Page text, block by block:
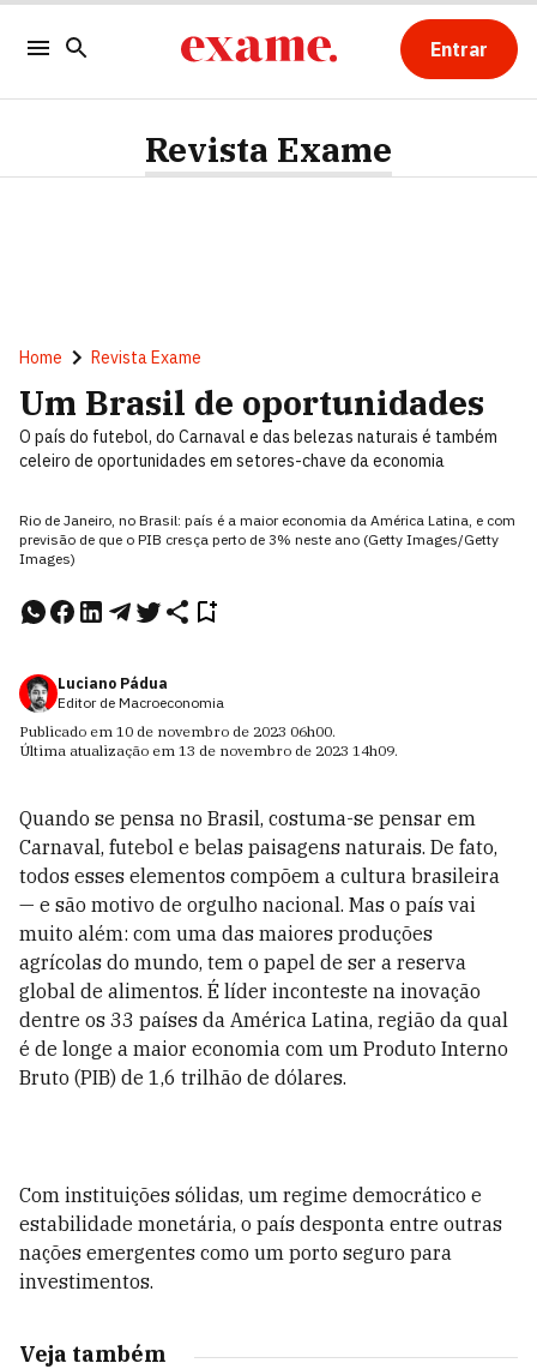
Entrar
Revista Exame
Home Revista Exame
Um Brasil de oportunidades
O país do futebol, do Carnaval e das belezas naturais é também
celeiro de oportunidades em setores-chave da economia
Rio de Janeiro, no Brasil: país é a maior economia da América Latina, e com
previsão de que o PIB cresça perto de 3% neste ano (Getty Images/Getty
Images)
Luciano Pádua
Editor de Macroeconomia
Publicado em 10 de novembro de 2023 06h00.
Última atualização em 13 de novembro de 2023 14h09.
Quando se pensa no Brasil, costuma-se pensar em
Carnaval, futebol e belas paisagens naturais. De fato,
todos esses elementos compõem a cultura brasileira
— e são motivo de orgulho nacional. Mas o país vai
muito além: com uma das maiores produções
agrícolas do mundo, tem o papel de ser a reserva
global de alimentos. É líder inconteste na inovação
dentre os 33 países da América Latina, região da qual
é de longe a maior economia com um Produto Interno
Bruto (PIB) de 1,6 trilhão de dólares.
Com instituições sólidas, um regime democrático e
estabilidade monetária, o país desponta entre outras
nações emergentes como um porto seguro para
investimentos.
Veja também